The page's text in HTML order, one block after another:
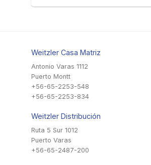
Weitzler Casa Matriz
Antonio Varas 1112
Puerto Montt
+56-65-2253-548
+56-65-2253-834
Weitzler Distribución
Ruta 5 Sur 1012
Puerto Varas
+56-65-2487-200